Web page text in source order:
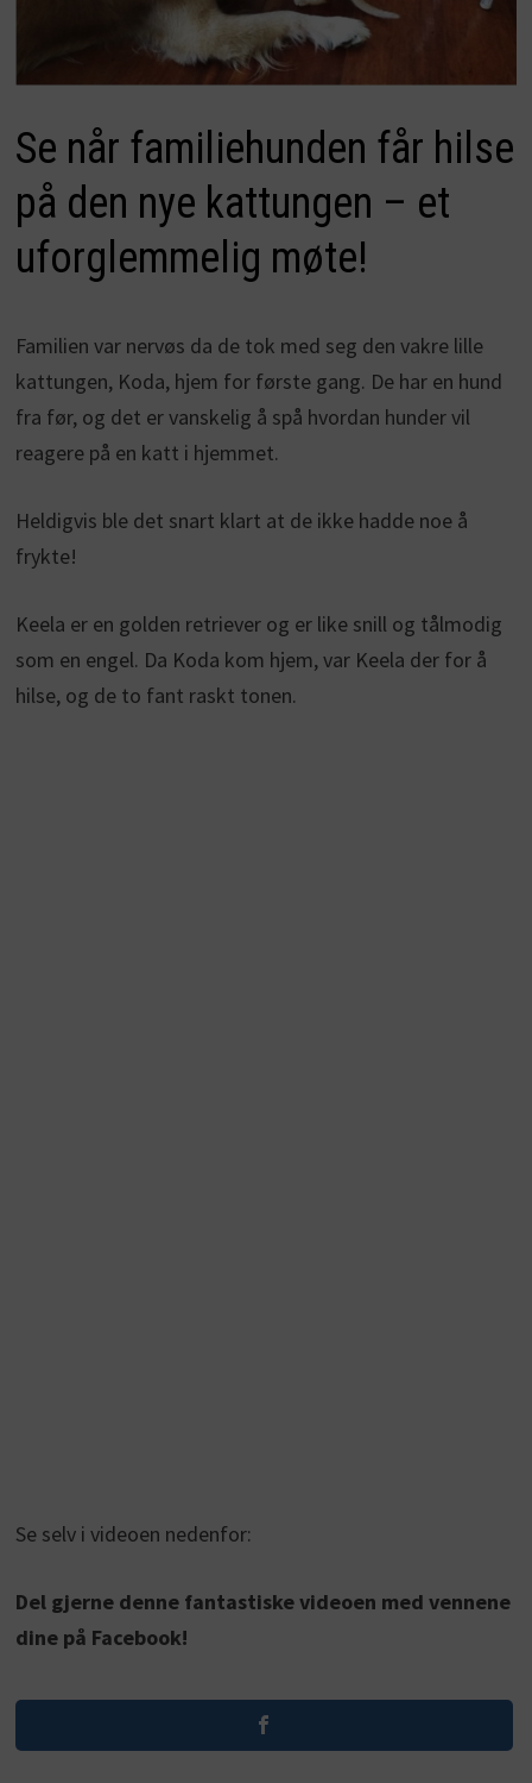
Se når familiehunden får hilse
på den nye kattungen – et
uforglemmelig møte!
Familien var nervøs da de tok med seg den vakre lille
kattungen, Koda, hjem for første gang. De har en hund
fra før, og det er vanskelig å spå hvordan hunder vil
reagere på en katt i hjemmet.
Heldigvis ble det snart klart at de ikke hadde noe å
frykte!
Keela er en golden retriever og er like snill og tålmodig
som en engel. Da Koda kom hjem, var Keela der for å
hilse, og de to fant raskt tonen.
Se selv i videoen nedenfor:
Del gjerne denne fantastiske videoen med vennene
dine på Facebook!